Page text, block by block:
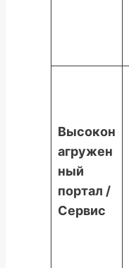
Высокон
агружен
ный
портал /
Сервис